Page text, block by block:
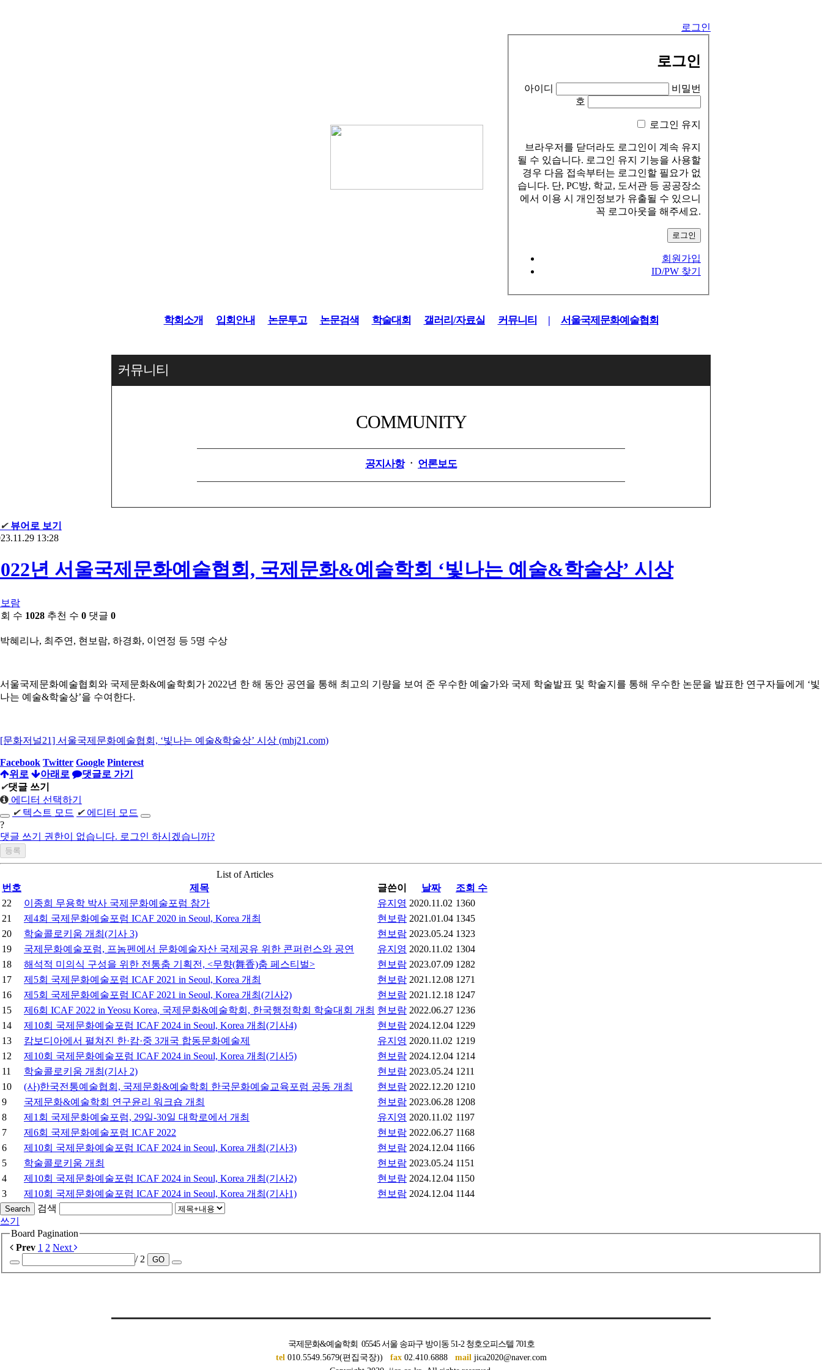
로그인
로그인
아이디
비밀번
호
로그인 유지
브라우저를 닫더라도 로그인이 계속 유지
될 수 있습니다. 로그인 유지 기능을 사용할
경우 다음 접속부터는 로그인할 필요가 없
습니다. 단, PC방, 학교, 도서관 등 공공장소
에서 이용 시 개인정보가 유출될 수 있으니
꼭 로그아웃을 해주세요.
회원가입
ID/PW 찾기
학회소개 입회안내 논문투고 논문검색 학술대회 갤러리/자료실 커뮤니티 | 서울국제문화예술협회
커뮤니티
COMMUNITY
공지사항ㆍ 언론보도
✔ 뷰어로 보기
13:28
년 서울국제문화예술협회, 국제문화&예술학회 ‘빛나는 예술&학술상’ 시상
람
수 1028 추천 수 0 댓글 0
박혜리나, 최주연, 현보람, 하경화, 이연정 등 5명 수상
서울국제문화예술협회와 국제문화&예술학회가 2022년 한 해 동안 공연을 통해 최고의 기량을 보여 준 우수한 예술가와 국제 학술발표 및 학술지를 통해 우수한 논문을 발표한 연구자들에게 ‘빛
나는 예술&학술상’을 수여한다.
[문화저널21] 서울국제문화예술협회, ‘빛나는 예술&학술상’ 시상 (mhj21.com)
Facebook Twitter Google Pinterest
위로
아래로
댓글로 가기
✔댓글 쓰기
에디터 선택하기
✔ 텍스트 모드 ✔ 에디터 모드
?
댓글 쓰기 권한이 없습니다. 로그인 하시겠습니까?
List of Articles
번호
제목 글쓴이 날짜
조회 수
22
이종희 무용학 박사 국제문화예술포럼 참가 유지영 2020.11.02 1360
21
제4회 국제문화예술포럼 ICAF 2020 in Seoul, Korea 개최 현보람 2021.01.04 1345
20
학술콜로키움 개최(기사 3) 현보람 2023.05.24 1323
19
국제문화예술포럼, 프놈펜에서 문화예술자산 국제공유 위한 콘퍼런스와 공연 유지영 2020.11.02 1304
18
해석적 미의식 구성을 위한 전통춤 기획전, <무향(舞香)춤 페스티벌> 현보람 2023.07.09 1282
17
제5회 국제문화예술포럼 ICAF 2021 in Seoul, Korea 개최 현보람 2021.12.08 1271
16
제5회 국제문화예술포럼 ICAF 2021 in Seoul, Korea 개최(기사2) 현보람 2021.12.18 1247
15
제6회 ICAF 2022 in Yeosu Korea, 국제문화&예술학회, 한국행정학회 학술대회 개최 현보람 2022.06.27 1236
14
제10회 국제문화예술포럼 ICAF 2024 in Seoul, Korea 개최(기사4) 현보람 2024.12.04 1229
13
캄보디아에서 펼쳐진 한·캄·중 3개국 합동문화예술제 유지영 2020.11.02 1219
12
제10회 국제문화예술포럼 ICAF 2024 in Seoul, Korea 개최(기사5) 현보람 2024.12.04 1214
11
학술콜로키움 개최(기사 2) 현보람 2023.05.24 1211
10
(사)한국전통예술협회, 국제문화&예술학회 한국문화예술교육포럼 공동 개최 현보람 2022.12.20 1210
9
국제문화&예술학회 연구윤리 워크숍 개최 현보람 2023.06.28 1208
8
제1회 국제문화예술포럼, 29일-30일 대학로에서 개최 유지영 2020.11.02 1197
7
제6회 국제문화예술포럼 ICAF 2022 현보람 2022.06.27 1168
6
제10회 국제문화예술포럼 ICAF 2024 in Seoul, Korea 개최(기사3) 현보람 2024.12.04 1166
5
학술콜로키움 개최 현보람 2023.05.24 1151
4
제10회 국제문화예술포럼 ICAF 2024 in Seoul, Korea 개최(기사2) 현보람 2024.12.04 1150
3
제10회 국제문화예술포럼 ICAF 2024 in Seoul, Korea 개최(기사1) 현보람 2024.12.04 1144
Search
검색
쓰기
Board Pagination
Prev 1 2 Next
/ 2
GO
국제문화&예술학회 05545 서울 송파구 방이동 51-2 청호오피스텔 701호
tel010.5549.5679(편집국장)) fax02.410.6888 mailjica2020@naver.com